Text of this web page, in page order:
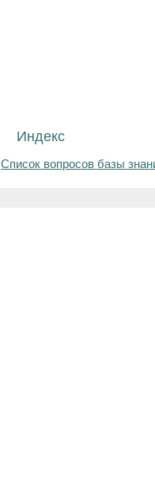
Индекс
Список вопросов базы